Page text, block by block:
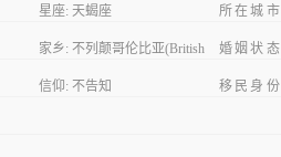
星座: 天蝎座 所在城市
家乡: 不列颠哥伦比亚(British
婚姻状态
信仰: 不告知 移民身份